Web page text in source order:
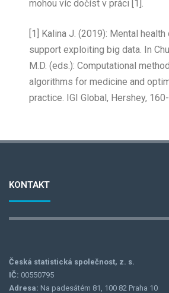
mohou víc dočíst v práci [1].
[1] Kalina J. (2019): Mental
support exploiting big data. In
M.D. (eds.): Computational
algorithms for medicine and
practice. IGI Global, Hershey,
KONTAKT
Česká statistická společnost, z. s.
IČ: 00550795
Adresa: Na padesátém 81, 100 82 Praha 10